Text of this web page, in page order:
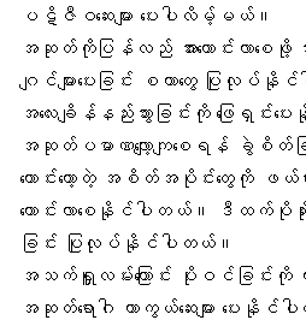
ပဋိဇီဝဆေးများ ပေးပါလိမ့်မယ်။
အဆုတ်ကိုပြန်လည် အားကောင်းလာစေဖို့ အ
ဂျင်များပေးခြင်း စတာတွေ ပြုလုပ်နို
အလေးချိန်နည်းသွားခြင်းကို ဖြေရှင်း
အဆုတ်ပမာဏလျော့ကျစေရန် ခွဲစိ
ကောင်းတော့တဲ့ အစိတ်အပိုင်းတွေကို
ကောင်းလာစေနိုင်ပါတယ်။ ဒီထက်ပို
ခြင်း ပြုလုပ်နိုင်ပါတယ်။
အသက်ရှူလမ်းကြောင်း ပိုးဝင်ခြင်
အဆုတ်ရောဂါ ကာကွယ်ဆေးများ ပေးနိုင်